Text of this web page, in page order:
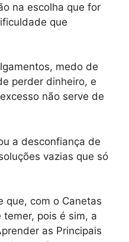
na escolha que for
que
medo de
perder dinheiro, e
não serve de
a desconfiança de
vazias que só
que, com o Canetas
pois é sim, a
as Principais